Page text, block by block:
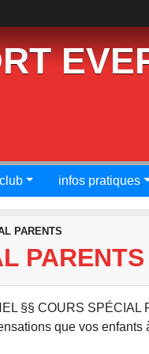
infos pratiques
PARENTS
PARENTS
§§ COURS
que vos